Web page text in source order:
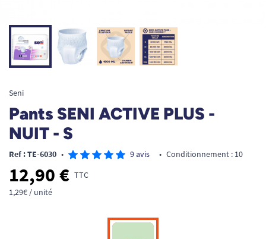
Seni
Pants SENI ACTIVE PLUS -
NUIT - S
Ref : TE-6030 • 9 avis • Conditionnement : 10
12,90 € TTC
1,29€ / unité